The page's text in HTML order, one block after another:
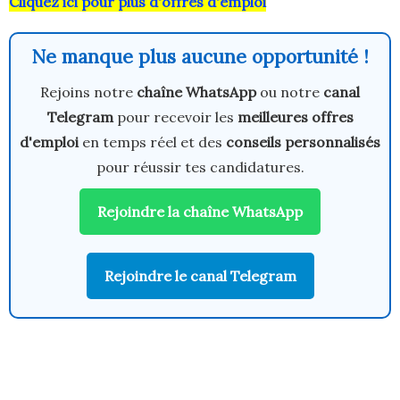
Ne manque plus aucune opportunité !
Rejoins notre chaîne WhatsAppou notre canal
Telegrampour recevoir les meilleures offres
d'emploien temps réel et des conseils personnalisés
pour réussir tes candidatures.
Rejoindre la chaîne WhatsApp
Rejoindre le canal Telegram